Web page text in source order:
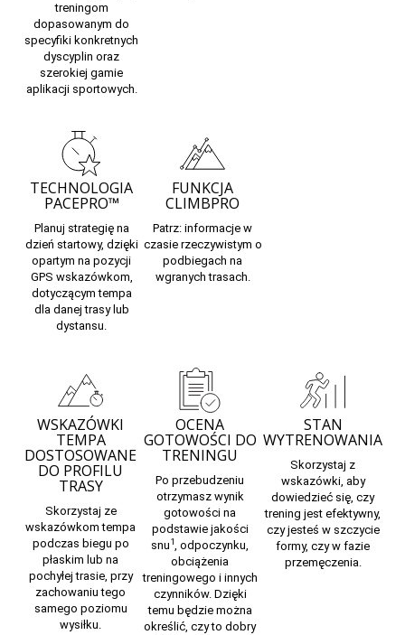
treningom
dopasowanym do
specyfiki konkretnych
dyscyplin oraz
szerokiej gamie
aplikacji sportowych.
TECHNOLOGIA
PACEPRO™
Planuj strategię na
dzień startowy, dzięki
opartym na pozycji
GPS wskazówkom,
dotyczącym tempa
dla danej trasy lub
dystansu.
FUNKCJA
CLIMBPRO
Patrz: informacje w
czasie rzeczywistym o
podbiegach na
wgranych trasach.
WSKAZÓWKI
TEMPA
DOSTOSOWANE
DO PROFILU
TRASY
Skorzystaj ze
wskazówkom tempa
podczas biegu po
płaskim lub na
pochyłej trasie, przy
zachowaniu tego
samego poziomu
wysiłku.
OCENA
GOTOWOŚCI DO
TRENINGU
Po przebudzeniu
otrzymasz wynik
gotowości na
podstawie jakości
snu1, odpoczynku,
obciążenia
treningowego i innych
czynników. Dzięki
temu będzie można
określić, czy to dobry
STAN
WYTRENOWANIA
Skorzystaj z
wskazówki, aby
dowiedzieć się, czy
trening jest efektywny,
czy jesteś w szczycie
formy, czy w fazie
przemęczenia.